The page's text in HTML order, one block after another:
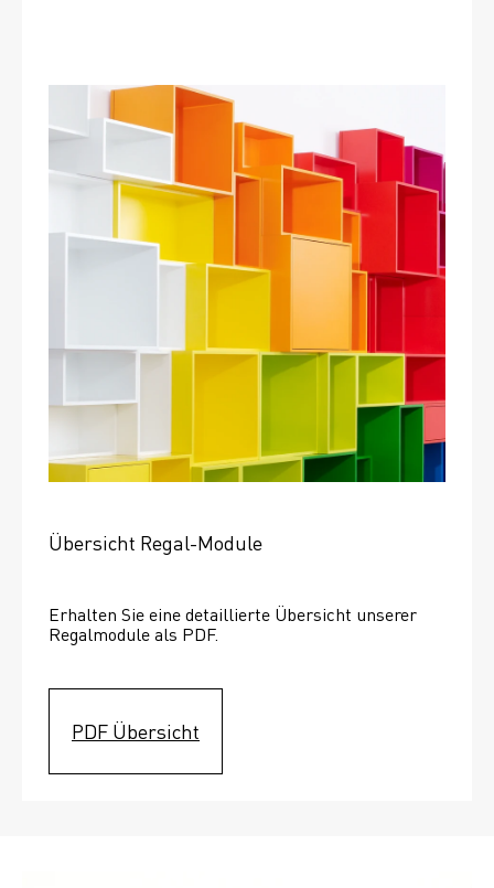
Übersicht Regal-Module
Erhalten Sie eine detaillierte Übersicht unserer
Regalmodule als PDF.
PDF Übersicht